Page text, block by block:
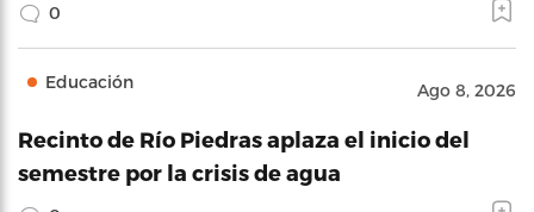
0
Educación Ago 8, 2026
Recinto de Río Piedras aplaza el inicio del
semestre por la crisis de agua